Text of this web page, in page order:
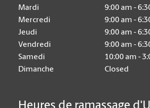
Mardi
9:00 am -
Mercredi
9:00 am -
Jeudi
9:00 am -
Vendredi
9:00 am -
Samedi
10:00 am -
Dimanche
Closed